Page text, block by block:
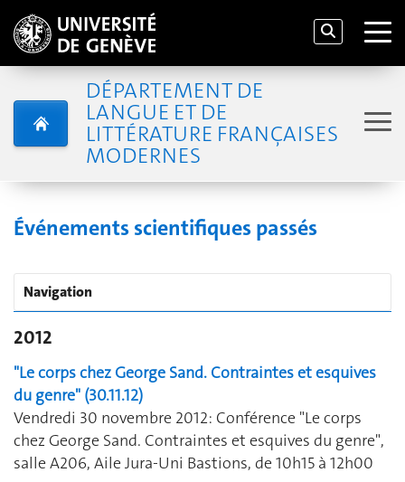
DÉPARTEMENT DE
LANGUE ET DE
LITTÉRATURE FRANÇAISES
MODERNES
Événements scientifiques passés
Navigation
2012
"Le corps chez George Sand. Contraintes et esquives
du genre" (30.11.12)
Vendredi 30 novembre 2012: Conférence "Le corps
chez George Sand. Contraintes et esquives du genre",
salle A206, Aile Jura-Uni Bastions, de 10h15 à 12h00